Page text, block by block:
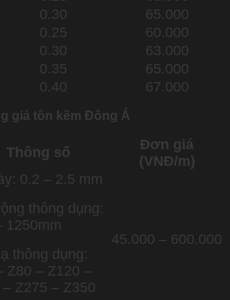
0.30
65.000
0.25
60.000
0.30
63.000
0.35
65.000
0.40
67.000
giá tôn kẽm Đông Á
Thông số
Đơn giá
(VNĐ/m)
0.2 – 2.5 mm
thông dụng:
1250mm
thông dụng:
Z80 – Z120 –
– Z275 – Z350
45.000 – 600.000